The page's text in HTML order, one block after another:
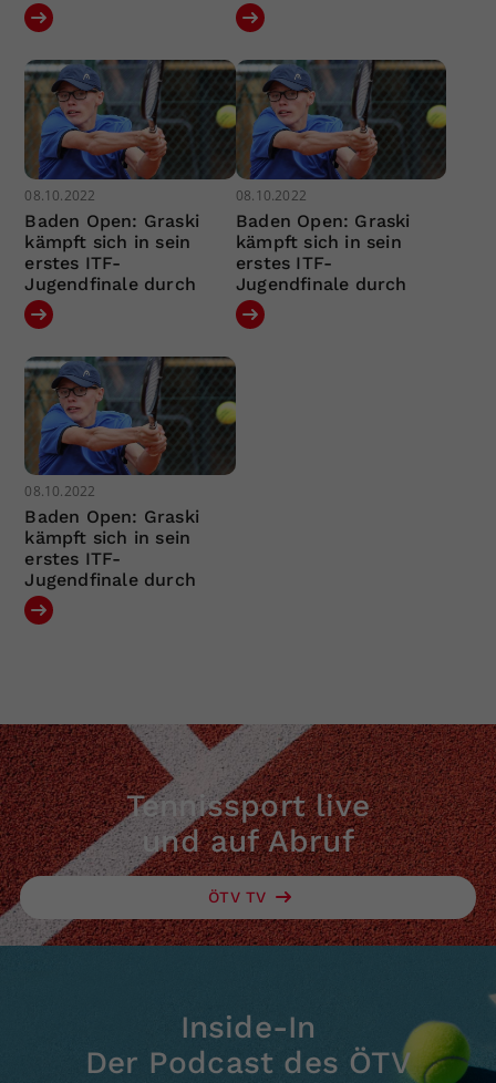
08.10.2022
Baden Open: Graski
kämpft sich in sein
erstes ITF-
Jugendfinale durch
08.10.2022
Baden Open: Graski
kämpft sich in sein
erstes ITF-
Jugendfinale durch
08.10.2022
Baden Open: Graski
kämpft sich in sein
erstes ITF-
Jugendfinale durch
Tennissport live
und auf Abruf
ÖTV TV
Inside-In
Der Podcast des ÖTV